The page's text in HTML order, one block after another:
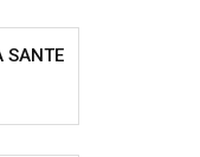
SANTE